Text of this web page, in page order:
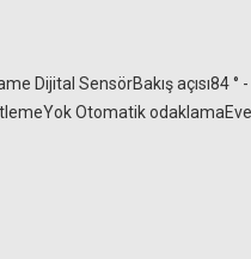
Dijital SensörBakış açısı84 °
Otomatik